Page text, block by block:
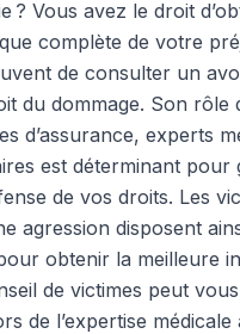
? Vous avez le droit
complète de votre
de consulter un
du dommage. Son rôle
d’assurance, experts
est déterminant pour
de vos droits. Les
agression disposent
obtenir la meilleure
de victimes peut vous
de l’expertise médicale